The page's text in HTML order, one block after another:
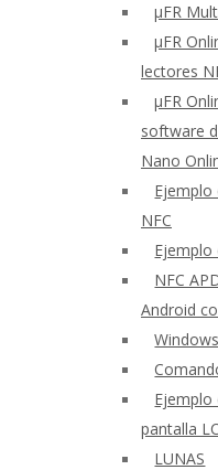
μFR
μFR
lectores
μFR
software
Nano
Ejemplo
NFC
Ejemplo
NFC
Android
Ejemplo
pantalla
LUNAS